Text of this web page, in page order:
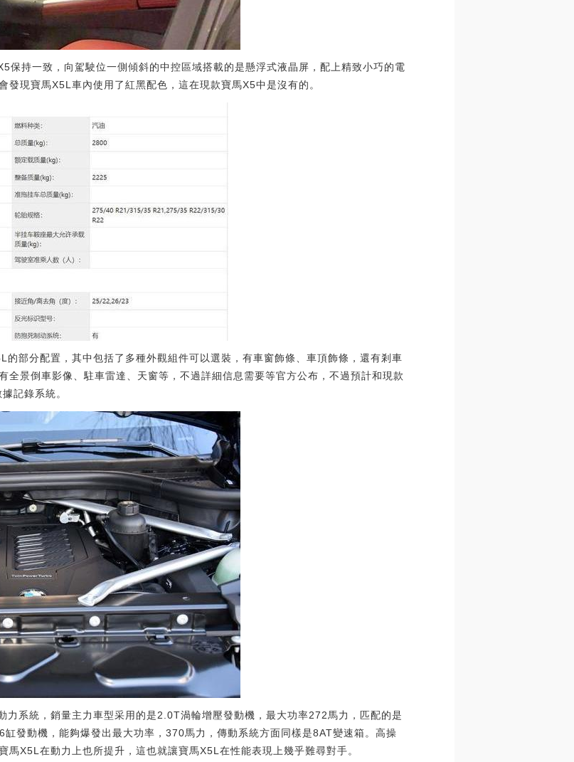
保持一致，向駕駛位一側傾斜的中控區域搭載的是懸浮式液晶屏，配上精致小巧的電
發現寶馬X5L車內使用了紅黑配色，這在現款寶馬X5中是沒有的。
部分配置，其中包括了多種外觀組件可以選裝，有車窗飾條、車頂飾條，還有剎車
全景倒車影像、駐車雷達、天窗等，不過詳細信息需要等官方公布，不過預計和現款
記錄系統。
力系統，銷量主力車型采用的是2.0T渦輪增壓發動機，最大功率272馬力，匹配的是
發動機，能夠爆發出最大功率，370馬力，傳動系統方面同樣是8AT變速箱。高操
馬X5L在動力上也所提升，這也就讓寶馬X5L在性能表現上幾乎難尋對手。